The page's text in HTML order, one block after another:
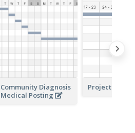
Community Diagnosis
Medical Posting
Project